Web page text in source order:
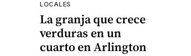
LOCALES
La granja que crece
verduras en un
cuarto en Arlington